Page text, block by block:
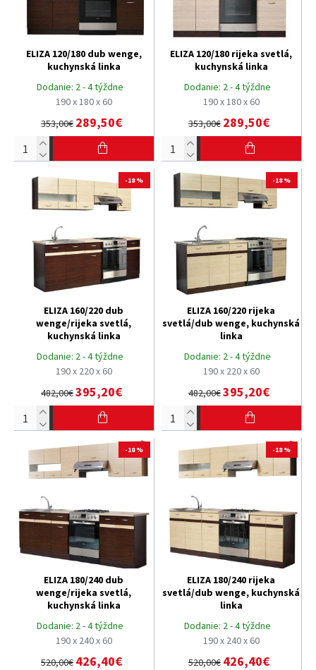
Dodanie: 2 - 4 týždne
190 x 180 x 60
ELIZA 120/180 dub wenge,
kuchynská linka
353,00€ 289,50€
Dodanie: 2 - 4 týždne
190 x 180 x 60
ELIZA 120/180 rijeka svetlá,
kuchynská linka
353,00€ 289,50€
-18 %
Dodanie: 2 - 4 týždne
190 x 220 x 60
ELIZA 160/220 dub
wenge/rijeka svetlá,
kuchynská linka
482,00€395,20€
-18 %
Dodanie: 2 - 4 týždne
190 x 220 x 60
ELIZA 160/220 rijeka
svetlá/dub wenge, kuchynská
linka
482,00€395,20€
-18 %
Dodanie: 2 - 4 týždne
190 x 240 x 60
ELIZA 180/240 dub
wenge/rijeka svetlá,
kuchynská linka
520,00€ 426,40€
-18 %
Dodanie: 2 - 4 týždne
190 x 240 x 60
ELIZA 180/240 rijeka
svetlá/dub wenge, kuchynská
linka
520,00€ 426,40€